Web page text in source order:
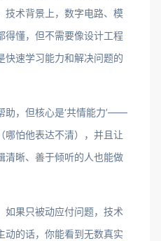
技术背景上，数字电路、模
得懂，但不需要像设计工程
快速学习能力和解决问题的
助，但核心是‘共情能力’——
哪怕他表达不清），并且让
清晰、善于倾听的人也能做
如果只被动应付问题，技术
动的话，你能看到无数真实